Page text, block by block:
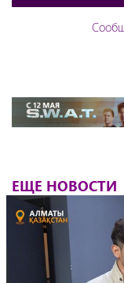
ЕЩЕ НОВОСТИ